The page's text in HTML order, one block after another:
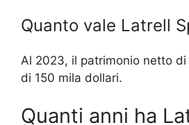
Quanto vale Latrell
Al 2023, il patrimonio netto
di 150 mila dollari.
Quanti anni ha